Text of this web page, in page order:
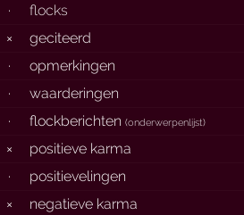
·
flocks
×
geciteerd
·
opmerkingen
·
waarderingen
·
flockberichten(onderwerpenlijst)
×
positieve karma
·
positievelingen
×
negatieve karma